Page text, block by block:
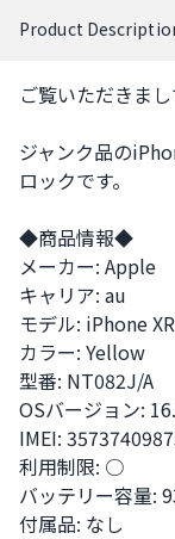
Product
ご覧いただきま
ジャンク品の
ロックです。
◆商品情報◆
メーカー: Apple
キャリア: au
モデル: iPhone
カラー: Yellow
型番: NT082J/A
OSバージョン:
IMEI:
利用制限: ○
バッテリー容量:
付属品: なし